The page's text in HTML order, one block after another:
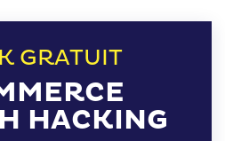
GRATUIT
HACKING